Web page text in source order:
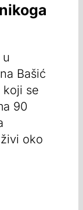
u
Bašić
koji se
90
oko